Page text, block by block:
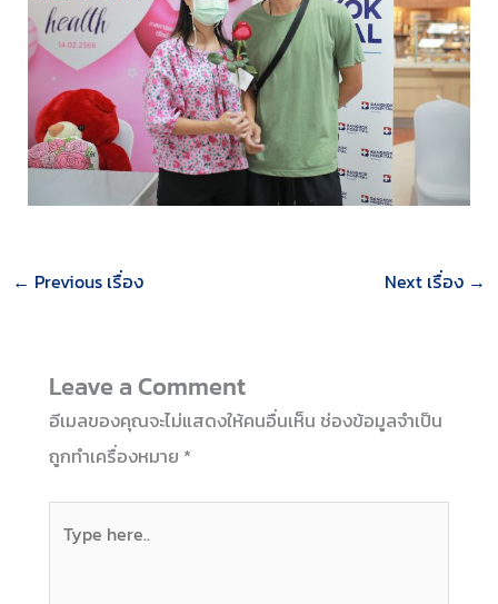
← Previous เรื่อง Next เรื่อง →
Leave a Comment
อีเมลของคุณจะไม่แสดงให้คนอื่นเห็น ช่องข้อมูลจำเป็น
ถูกทำเครื่องหมาย *